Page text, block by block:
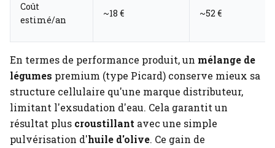
Coût
estimé/an
~18 € ~52 €
En termes de performance produit, un mélange de
légumes premium (type Picard) conserve mieux sa
structure cellulaire qu'une marque distributeur,
limitant l'exsudation d'eau. Cela garantit un
résultat plus croustillant avec une simple
pulvérisation d'huile d'olive. Ce gain de